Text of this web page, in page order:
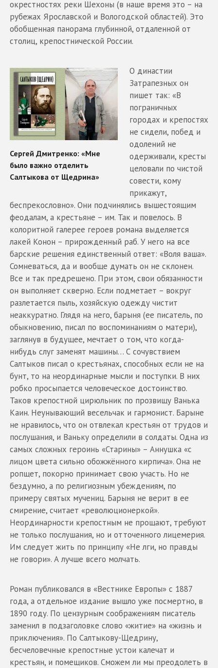
окрестностях реки Шехоны (в наше время это – на
рубежах Ярославской и Вологодской областей). Это
обобщенная панорама глубинной, отдаленной от
столиц, крепостнической России.
О династии
Затрапезных он
пишет так: «В
пограничных
городах и крепостях
не сидели, побед и
одолений не
одерживали, кресты
целовали по чистой
совести, кому
прикажут,
беспрекословно». Они подчинялись вышестоящим
феодалам, а крестьяне – им. Так и повелось. В
колоритной галерее героев романа выделяется
лакей Конон – прирожденный раб. У него на все
барские решения единственный ответ: «Воля ваша».
Сомневаться, да и вообще думать он не склонен.
Все и так предрешено. При этом, свои обязанности
он выполняет скверно. Если подметает – вокруг
разлетается пыль, хозяйскую одежду чистит
неаккуратно. Глядя на него, барыня (ее писатель, по
обыкновению, писал по воспоминаниям о матери),
заглянув в будущее, мечтает о том, что когда-
нибудь слуг заменят машины… С сочувствием
Салтыков писал о крестьянах, способных если не на
бунт, то на неординарные мысли и поступки. В них
робко просыпается человеческое достоинство.
Таков крепостной цирюльник по прозвищу Ванька
Каин. Неунывающий весельчак и гармонист. Барыне
не нравилось, что он отвлекал крестьян от трудов и
послушания, и Ваньку определили в солдаты. Одна из
самых сложных героинь «Старины» – Аннушка «с
лицом цвета сильно обожжённого кирпича». Она не
ропщет, покорно принимает свою участь. Но не
бездумно, а по религиозным убеждениям, по
примеру святых мучениц. Барыня не верит в ее
смирение, считает «революционеркой».
Неординарности крепостным не прощают, требуют
не только послушания, но и отточенного лицемерия.
Им следует жить по принципу «Не лги, но правды
не говори». А лучше всего молчать.
Роман публиковался в «Вестнике Европы» с 1887
года, а отдельное издание вышло уже посмертно, в
1890 году. По цензурным соображениям писатель
заменил в подзаголовке слово «житие» на «жизнь и
приключения». По Салтыкову-Щедрину,
бесчеловечные крепостные устои калечат и
крестьян, и помещиков. Сможем ли мы преодолеть в